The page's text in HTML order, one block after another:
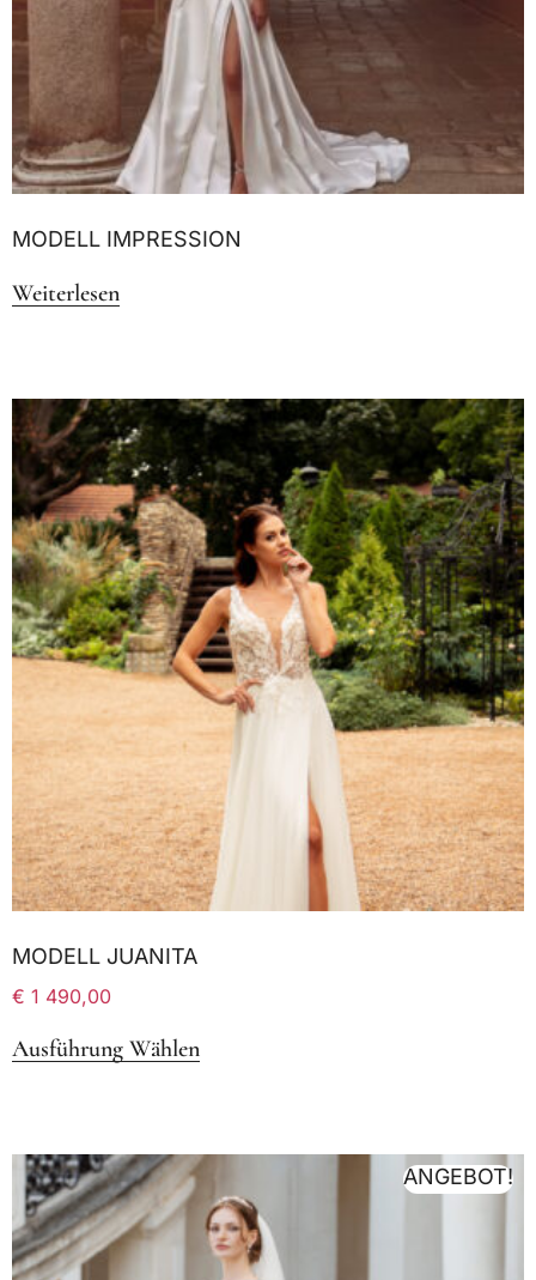
MODELL IMPRESSION
Weiterlesen
MODELL JUANITA
€ 1 490,00
Ausführung Wählen
ANGEBOT!